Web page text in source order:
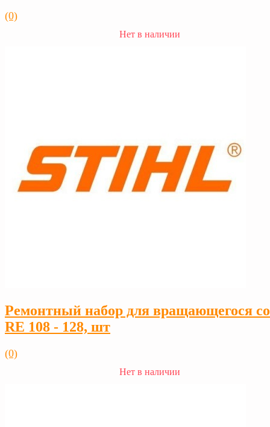
(0)
Нет в наличии
Ремонтный набор для вращающегося
RE 108 - 128, шт
(0)
Нет в наличии